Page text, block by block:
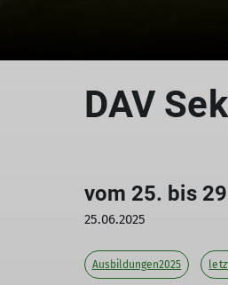
DAV
vom 25. bis
25.06.2025
Ausbildungen2025